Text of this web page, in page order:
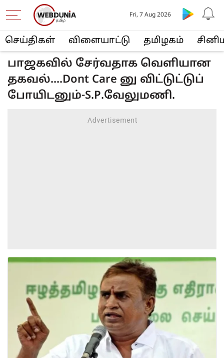
செய்திகள் விளையா‌ட்டு த‌மிழக‌ம்
Fri, 7 Aug 2026
பாஜகவில் சேர்வதாக வெளியான
தகவல்....Dont Care னு விட்டுட்டுப்
போயிடனும்-S.P.வேலுமணி.